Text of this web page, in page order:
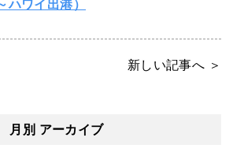
月別 アーカイブ
ハワイ出港）
新しい記事へ ＞